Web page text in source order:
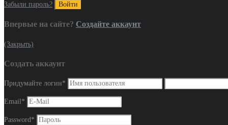
Забыли пароль?
Впервые на сайте? Создайте аккаунт
(Закрыть)
Создать аккаунт
Придумайте логин*
Email*
Password*